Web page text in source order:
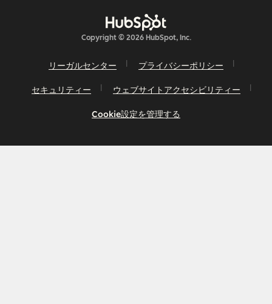
Copyright © 2026 HubSpot, Inc.
リーガルセンター プライバシーポリシー
セキュリティー ウェブサイトアクセシビリティー
Cookie設定を管理する